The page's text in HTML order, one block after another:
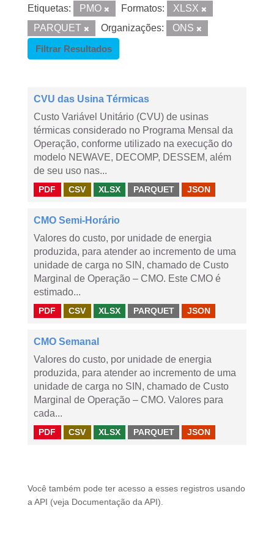
Etiquetas: PMO Formatos:
XLSX
PARQUET
Organizações:
ONS
Filtrar Resultados
CVU das Usina Térmicas
Custo Variável Unitário (CVU) de usinas
térmicas considerado no Programa Mensal da
Operação, conforme utilizado na execução do
modelo NEWAVE, DECOMP, DESSEM, além
de seu uso nas...
PDF CSV XLSX PARQUET JSON
CMO Semi-Horário
Valores do custo, por unidade de energia
produzida, para atender ao incremento de uma
unidade de carga no SIN, chamado de Custo
Marginal de Operação – CMO. Este CMO é
estimado...
PDF CSV XLSX PARQUET JSON
CMO Semanal
Valores do custo, por unidade de energia
produzida, para atender ao incremento de uma
unidade de carga no SIN, chamado de Custo
Marginal de Operação – CMO. Valores para
cada...
PDF CSV XLSX PARQUET JSON
Você também pode ter acesso a esses registros usando
a API (veja Documentação da API ).